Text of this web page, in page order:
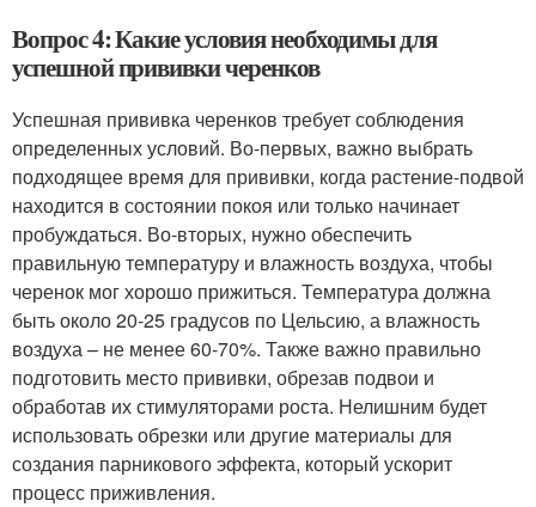
Вопрос 4: Какие условия необходимы для
успешной прививки черенков
Успешная прививка черенков требует соблюдения
определенных условий. Во-первых, важно выбрать
подходящее время для прививки, когда растение-подвой
находится в состоянии покоя или только начинает
пробуждаться. Во-вторых, нужно обеспечить
правильную температуру и влажность воздуха, чтобы
черенок мог хорошо прижиться. Температура должна
быть около 20-25 градусов по Цельсию, а влажность
воздуха – не менее 60-70%. Также важно правильно
подготовить место прививки, обрезав подвои и
обработав их стимуляторами роста. Нелишним будет
использовать обрезки или другие материалы для
создания парникового эффекта, который ускорит
процесс приживления.